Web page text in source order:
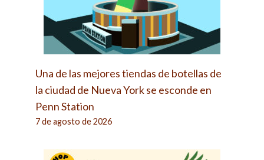
Una de las mejores tiendas de botellas de
la ciudad de Nueva York se esconde en
Penn Station
7 de agosto de 2026